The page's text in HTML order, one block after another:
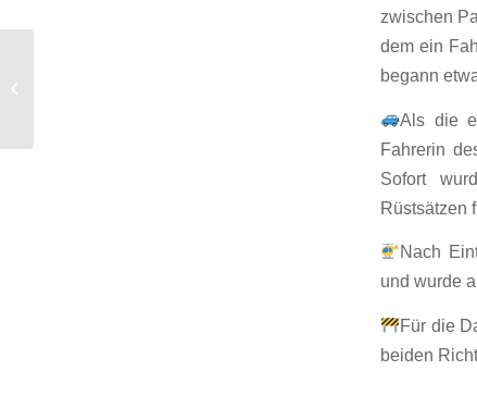
zwischen
dem ein
begann
Als die
Fahrerin
Sofort
Rüstsätzen
Nach
und wurde
Für die
beiden